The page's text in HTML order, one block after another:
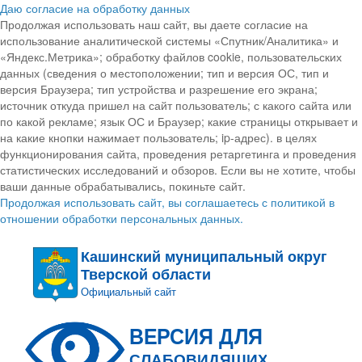
Даю согласие на обработку данных
Продолжая использовать наш сайт, вы даете согласие на
использование аналитической системы «Спутник/Аналитика» и
«Яндекс.Метрика»; обработку файлов cookie, пользовательских
данных (сведения о местоположении; тип и версия ОС, тип и
версия Браузера; тип устройства и разрешение его экрана;
источник откуда пришел на сайт пользователь; с какого сайта или
по какой рекламе; язык ОС и Браузер; какие страницы открывает и
на какие кнопки нажимает пользователь; ip-адрес). в целях
функционирования сайта, проведения ретаргетинга и проведения
статистических исследований и обзоров. Если вы не хотите, чтобы
ваши данные обрабатывались, покиньте сайт.
Продолжая использовать сайт, вы соглашаетесь с политикой в
отношении обработки персональных данных.